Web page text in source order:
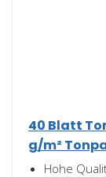
40 Blatt
g/m²
Hohe